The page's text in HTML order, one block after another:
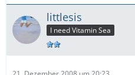
littlesis
I need Vitamin Sea